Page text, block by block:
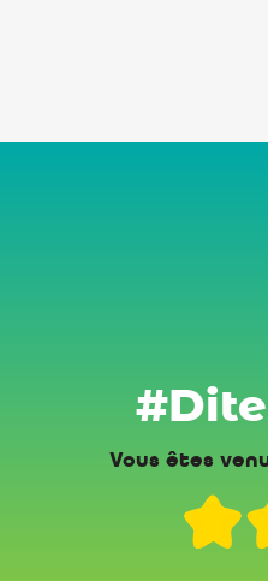
Vous êtes